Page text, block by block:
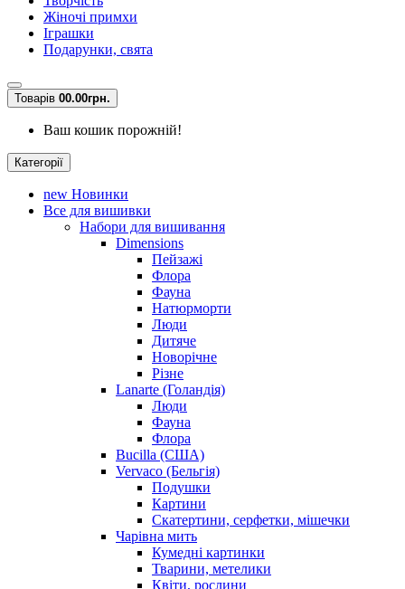
Жіночі примхи
Іграшки
Подарунки, свята
Товарів 00.00грн.
Ваш кошик порожній!
Категорії
new Новинки
Все для вишивки
Набори для вишивання
Dimensions
Пейзажі
Флора
Фауна
Натюрморти
Люди
Дитяче
Новорічне
Різне
Lanarte (Голандія)
Люди
Фауна
Флора
Bucilla (США)
Vervaco (Бельгія)
Подушки
Картини
Скатертини, серфетки, мішечки
Чарiвна мить
Кумедні картинки
Тварини, метелики
Квіти, рослини